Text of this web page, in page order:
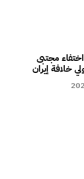
مجتبى